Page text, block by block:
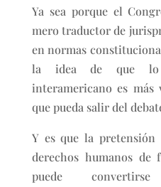
Ya sea porque el
mero traductor de
en normas
la idea de que lo
interamericano es
que pueda salir del
Y es que la pretensión
derechos humanos de
puede